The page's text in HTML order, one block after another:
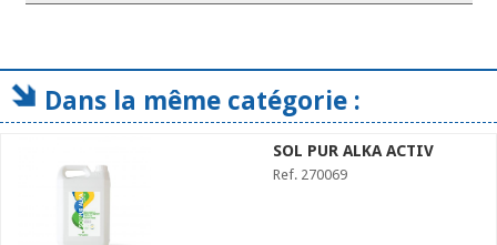
Dans la même catégorie :
SOL PUR ALKA ACTIV
Ref. 270069